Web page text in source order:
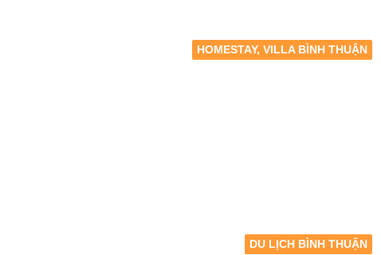
HOMESTAY, VILLA BÌNH THUẬN
DU LỊCH BÌNH THUẬN